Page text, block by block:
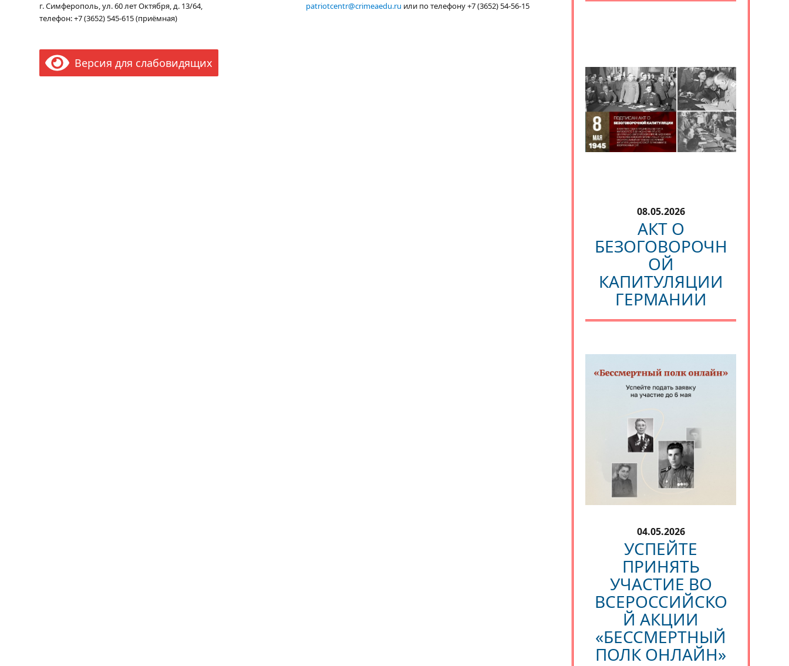
г. Симферополь, ул. 60 лет Октября, д. 13/64,
телефон: +7 (3652) 545-615 (приёмная)
Версия для слабовидящих
patriotcentr@crimeaedu.ru или по телефону +7 (3652) 54-56-15
08.05.2026
АКТ О
БЕЗОГОВОРОЧН
ОЙ
КАПИТУЛЯЦИИ
ГЕРМАНИИ
04.05.2026
УСПЕЙТЕ
ПРИНЯТЬ
УЧАСТИЕ ВО
ВСЕРОССИЙСКО
Й АКЦИИ
«БЕССМЕРТНЫЙ
ПОЛК ОНЛАЙН»